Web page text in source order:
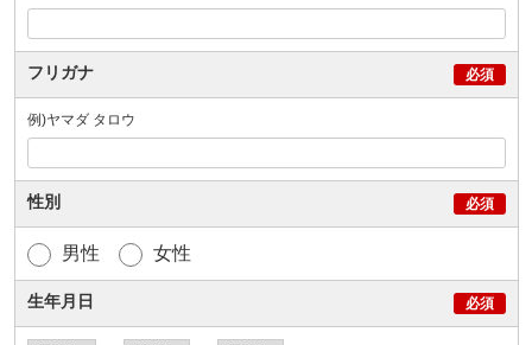
フリガナ
例)ヤマダ タロウ
性別
男性 女性
生年月日